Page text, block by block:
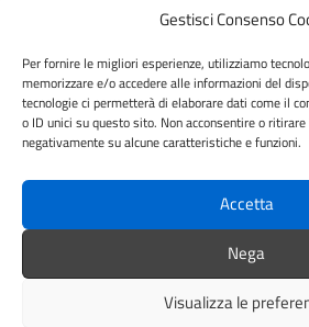
Gestisci Consenso
Per fornire le migliori esperienze, utilizziamo
memorizzare e/o accedere alle informazioni del
tecnologie ci permetterà di elaborare dati come il
o ID unici su questo sito. Non acconsentire o
negativamente su alcune caratteristiche e funzioni.
Accetta
Nega
Visualizza le
Cookie Policy
Informativa privacy
Dichiarazione di accessibilità
Note legali
SEGUICI SU
Facebook